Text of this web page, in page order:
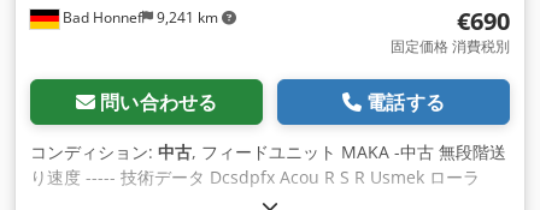
Bad Honnef 9,241 km €690
固定価格 消費税別
問い合わせる 電話する
コンディション: 中古, フィードユニット MAKA -中古 無段階送
り速度 ----- 技術データ Dcsdpfx Acou R S R Usmek ローラ